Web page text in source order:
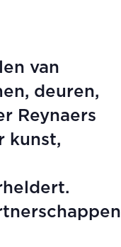
van
deuren,
Reynaers
kunst,